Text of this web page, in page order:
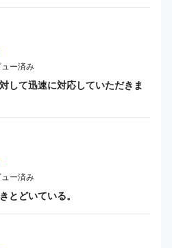
ー済み
して迅速に対応していただきま
ー済み
とどいている。